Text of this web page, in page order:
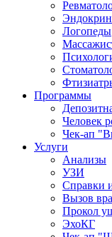
Логопеды
Программы
Человек
Чек-ап
Услуги
Анализы
УЗИ
Справки
Вызов
Прокол
ЭхоКГ